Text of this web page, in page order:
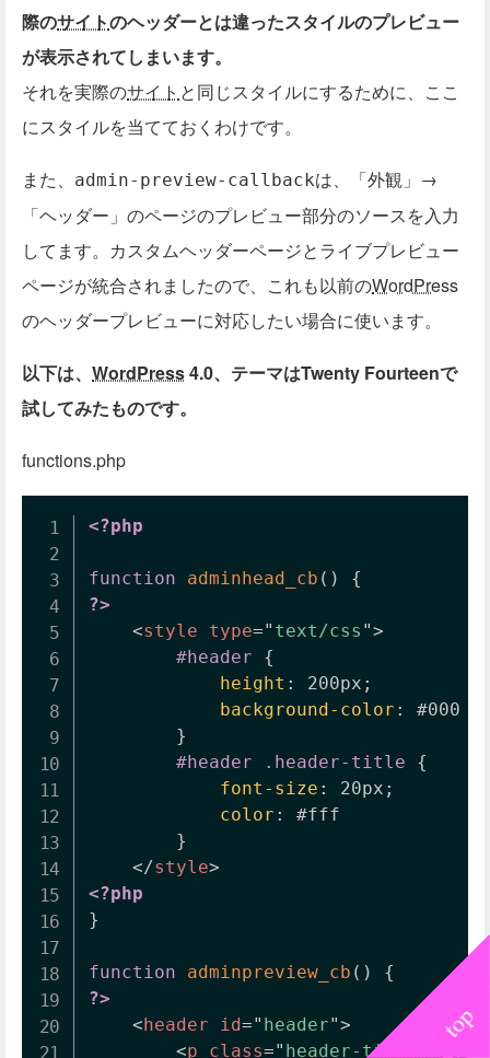
際のサイトのヘッダーとは違ったスタイルのプレビュー
が表示されてしまいます。
それを実際のサイト と同じスタイルにするために、ここ
にスタイルを当てておくわけです。
また、 admin-preview-callbackは、「外観」→
「ヘッダー」のページのプレビュー部分のソースを入力
してます。カスタムヘッダーページとライブプレビュー
ページが統合されましたので、これも以前のWordPress
のヘッダープレビューに対応したい場合に使います。
以下は、 WordPress4.0、テーマはTwenty Fourteenで
試してみたものです。
functions.php
<?php
function adminhead_cb ( )
{
?>
<style type=" text/css ">
#header
{
height : 200px ;
background-color :
#000
}
#header .header-title
{
font-size : 20px ;
color :
#fff
}
</style>
<?php
}
function adminpreview_cb ( )
{
?>
<header id=" header">
<p class=" header-title